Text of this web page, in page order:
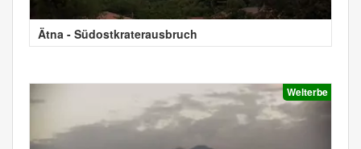
Ätna - Südostkraterausbruch
Welterbe